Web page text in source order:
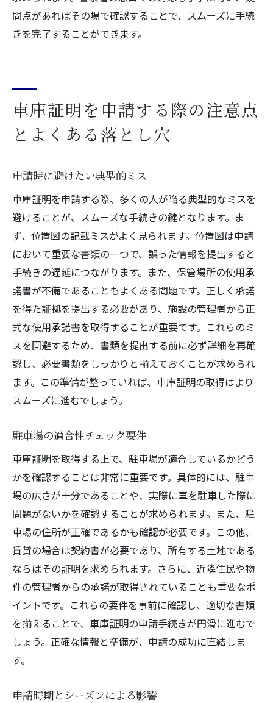
問点があればその場で確認することで、スムーズに手続
きを完了することができます。
車庫証明を申請する際の注意点
とよくある落とし穴
申請時に避けたい典型的ミス
車庫証明を申請する際、多くの人が陥る典型的なミスを
避けることが、スムーズな手続きの鍵となります。ま
ず、位置図の記載ミスがよく見られます。位置図は申請
において重要な書類の一つで、誤った情報を提出すると
手続きの遅延につながります。また、保管場所の使用承
諾書が不備であることもよくある問題です。正しく承諾
を得た証拠を提出する必要があり、施設の管理者から正
式な使用承諾書を取得することが重要です。これらのミ
スを回避するため、書類を提出する前に必ず詳細を再確
認し、必要書類をしっかりと揃えておくことが求められ
ます。この準備が整っていれば、車庫証明の取得はより
スムーズに進むでしょう。
駐車場の適合性チェック要件
車庫証明を取得する上で、駐車場が適合しているかどう
かを確認することは非常に重要です。具体的には、駐車
場の広さが十分であることや、実際に車を駐車した際に
問題がないかを確認することが求められます。また、駐
車場の住所が正確であるかも確認が必要です。この他、
賃貸の場合は契約書が必要であり、所有する土地である
ならばその証明を求められます。さらに、近隣住民や物
件の管理者からの承諾が取得されていることも重要なポ
イントです。これらの要件を事前に確認し、適切な書類
を揃えることで、車庫証明の申請手続きが円滑に進むで
しょう。正確な情報と準備が、申請の成功に直結しま
す。
申請時期とシーズンによる影響